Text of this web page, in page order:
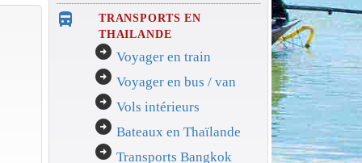
directions_bus_filled
TRANSPORTS EN
THAILANDE
arrow_circle_right Voyager en train
arrow_circle_right Voyager en bus / van
arrow_circle_right Vols intérieurs
arrow_circle_right Bateaux en Thaïlande
arrow_circle_right Transports Bangkok